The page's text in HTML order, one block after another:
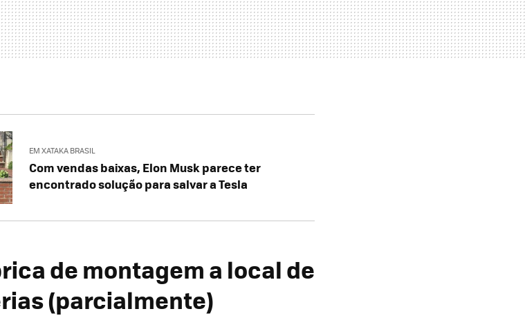
EM XATAKA BRASIL
Com vendas baixas, Elon Musk parece ter
encontrado solução para salvar a Tesla
de montagem a local de
(parcialmente)